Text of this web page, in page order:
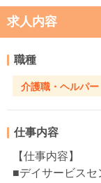
求人内容
職種
介護職・ヘルパー
仕事内容
【仕事内容】
■デイサービス